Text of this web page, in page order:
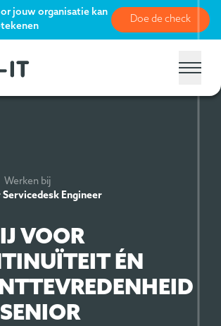
jouw organisatie kan
Doe de check
Werken bij
Servicedesk Engineer
VOOR
ÉN